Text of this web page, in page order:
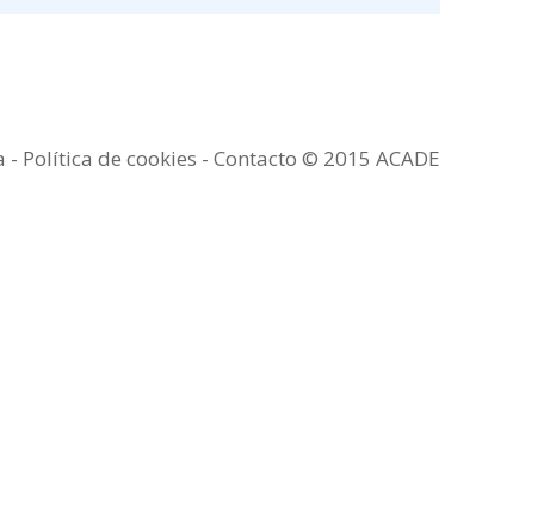
- Política de cookies - Contacto © 2015 ACADE